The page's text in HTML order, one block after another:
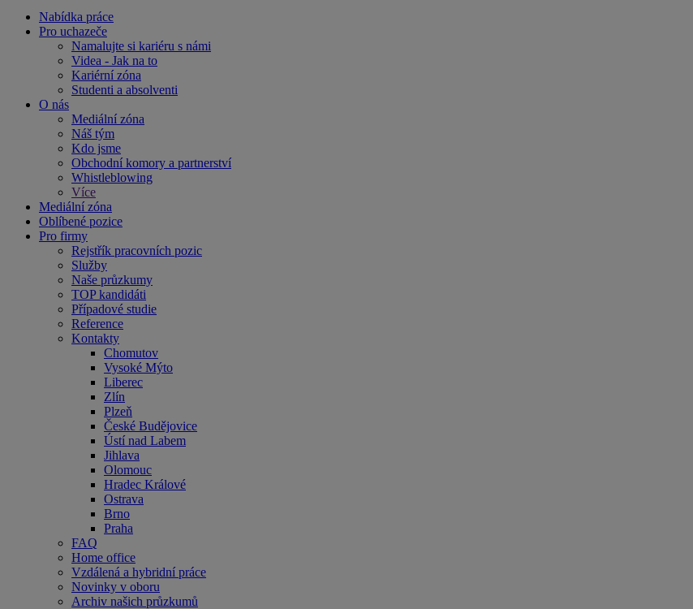
Nabídka práce
Pro uchazeče
Namalujte si kariéru s námi
Videa - Jak na to
Kariérní zóna
Studenti a absolventi
O nás
Mediální zóna
Náš tým
Kdo jsme
Obchodní komory a partnerství
Whistleblowing
Více
Mediální zóna
Oblíbené pozice
Pro firmy
Rejstřík pracovních pozic
Služby
Naše průzkumy
TOP kandidáti
Případové studie
Reference
Kontakty
Chomutov
Vysoké Mýto
Liberec
Zlín
Plzeň
České Budějovice
Ústí nad Labem
Jihlava
Olomouc
Hradec Králové
Ostrava
Brno
Praha
FAQ
Home office
Vzdálená a hybridní práce
Novinky v oboru
Archiv našich průzkumů